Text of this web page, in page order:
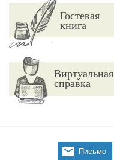
Гостевая
книга
Виртуальная
справка
 Письмо